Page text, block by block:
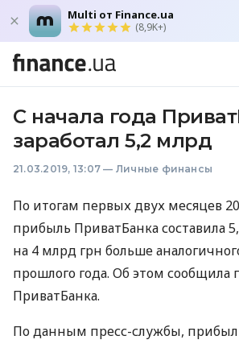
Multi от Finance.ua
(8,9K+)
С начала года
заработал 5,2 млрд
21.03.2019, 13:07 — Личные финансы
По итогам первых двух месяцев
прибыль ПриватБанка составила
на 4 млрд грн больше
прошлого года. Об этом сообщила
ПриватБанка.
По данным пресс-службы,